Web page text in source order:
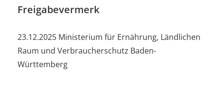
Freigabevermerk
23.12.2025 Ministerium für Ernährung, Ländlichen
Raum und Verbraucherschutz Baden-
Württemberg